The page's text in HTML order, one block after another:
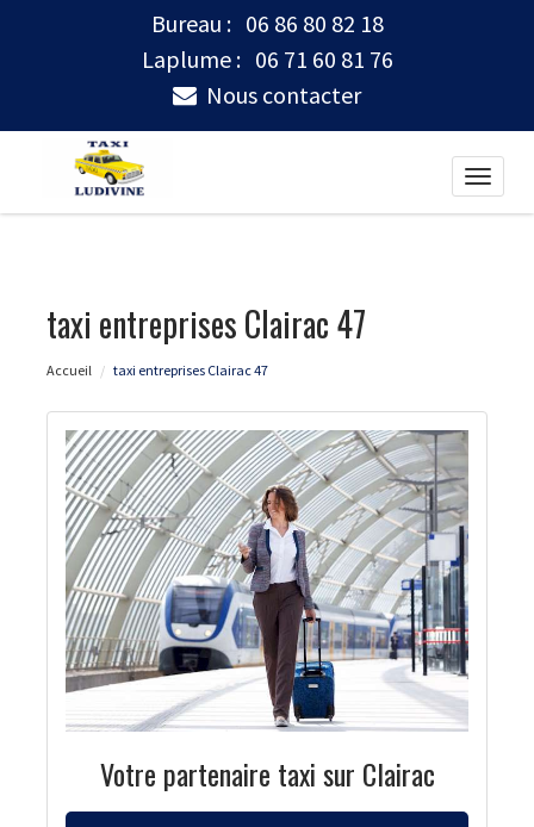
Bureau : 06 86 80 82 18
Laplume : 06 71 60 81 76
Nous contacter
Toggle
taxi entreprises Clairac 47
Accueil taxi entreprises Clairac 47
Votre partenaire taxi sur Clairac